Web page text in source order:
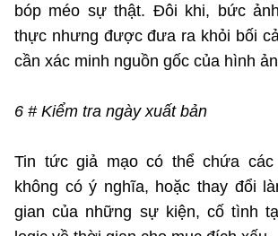
bóp méo sự thật. Đôi khi, bức
thực nhưng được đưa ra khỏi bối
cần xác minh nguồn gốc của hình
6 # Kiểm tra ngày xuất bản
Tin tức giả mạo có thể chứa
không có ý nghĩa, hoặc thay đổi
gian của những sự kiện, cố tình